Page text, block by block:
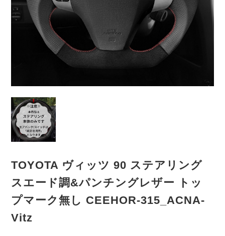
TOYOTA ヴィッツ 90 ステアリング
スエード調&パンチングレザー トッ
プマーク無し CEEHOR-315_ACNA-
Vitz